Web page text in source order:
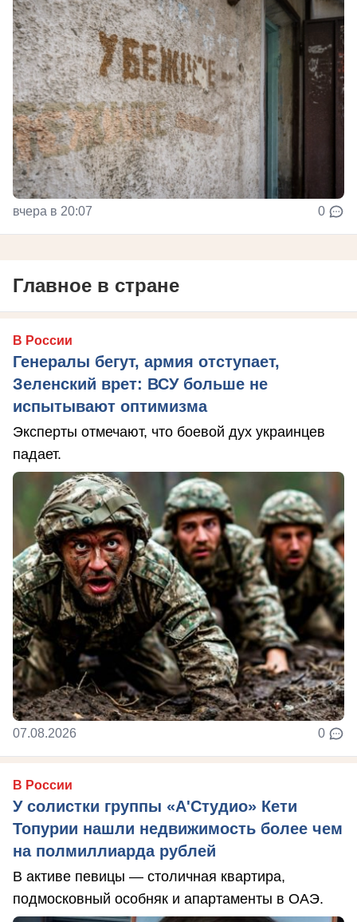
вчера в 20:07 0
Главное в стране
В России
Генералы бегут, армия отступает,
Зеленский врет: ВСУ больше не
испытывают оптимизма
Эксперты отмечают, что боевой дух украинцев
падает.
07.08.2026 0
В России
У солистки группы «А'Студио» Кети
Топурии нашли недвижимость более чем
на полмиллиарда рублей
В активе певицы — столичная квартира,
подмосковный особняк и апартаменты в ОАЭ.